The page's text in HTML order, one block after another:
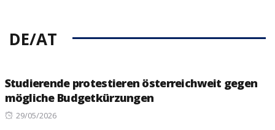
DE/AT
Studierende protestieren österreichweit gegen
mögliche Budgetkürzungen
Posted
29/05/2026